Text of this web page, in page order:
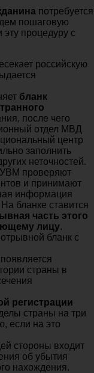
потребуется
пошаговую
процедуру с
российскую
бланк
после чего
отдел МВД
центр
заполнить
неточностей.
УВМ проверяют
и принимают
информация
бланке ставится
часть этого
лицу.
бланк с
страны в
регистрации
страны на три
если на это
стороны входит
об убытия
нахождения.